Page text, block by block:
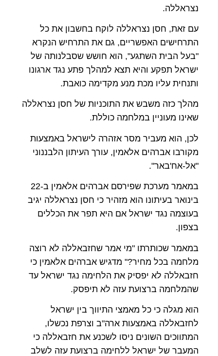
נצראללה.
עם זאת, חסן נצראללה לוקח בחשבון את כל
התרחישים האפשריים, גם את התרחיש הנקרא
"בעל הבית השתגע", הוא חושש שסבלנותה של
ישראל תפקע והיא תצא למהלך פתע נגד ארגונו
ותנחית עליו מכת מנע מקדימה כואבת.
מהלך כזה משבש את התוכניות של חסן נצראללה
שאינו מעוניין במלחמה כוללת.
לכן, הוא מעביר מסר אזהרה לישראל באמצעות
מקורבו אברהים אלאמין, עורך העיתון הלבננוני
"אל-אח'באר".
במאמר מערכת שפירסם אברהים אלאמין ב-22
בינואר בעיתונו הוא מזהיר כי חסן נצראללה יגיב
בעוצמה נגד ישראל אם היא תפר את הכללים
בצפון.
במאמר שכותרתו "מי אמר שחזבאללה לא רוצה
מלחמה בכל מחיר?" מדגיש אברהים אלאמין כי
חזבאללה לא יפסיק את הלחימה נגד ישראל עד
שהמלחמה ברצועת עזה לא תיפסק.
הוא מגלה כי כל מאמצי התיווך בין ישראל
לחזבאללה באמצעות ארה"ב וצרפת נכשלו,
המתווכים השונים ניסו לשכנע את חזבאללה כי
המעבר של ישראל ללחימה ברצועת עזה לשלב